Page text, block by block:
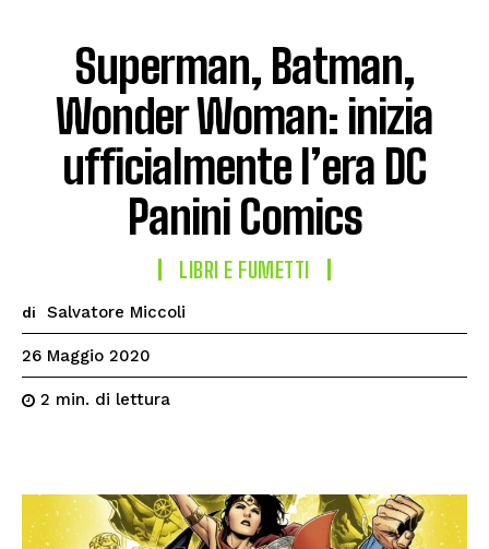
Superman, Batman,
Wonder Woman: inizia
ufficialmente l’era DC
Panini Comics
LIBRI E FUMETTI
di Salvatore Miccoli
26 Maggio 2020
2 min. di lettura